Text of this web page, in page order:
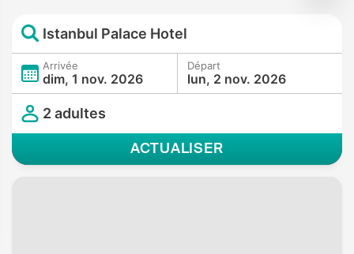
Istanbul Palace Hotel
Arrivée
dim, 1 nov. 2026
Départ
lun, 2 nov. 2026
2 adultes
ACTUALISER